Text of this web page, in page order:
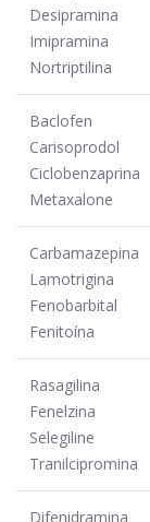
Desipramina
Imipramina
Nortriptilina
Baclofen
Carisoprodol
Ciclobenzaprina
Metaxalone
Carbamazepina
Lamotrigina
Fenobarbital
Fenitoína
Rasagilina
Fenelzina
Selegiline
Tranilcipromina
Difenidramina